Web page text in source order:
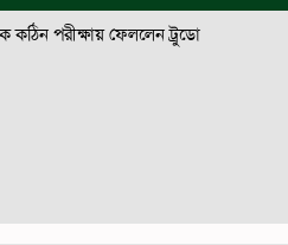
কঠিন পরীক্ষায় ফেললেন ট্রুডো